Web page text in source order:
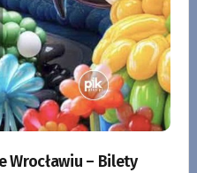
Wrocławiu – Bilety